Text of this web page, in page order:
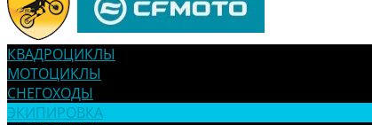
КВАДРОЦИКЛЫ
МОТОЦИКЛЫ
СНЕГОХОДЫ
ЭКИПИРОВКА